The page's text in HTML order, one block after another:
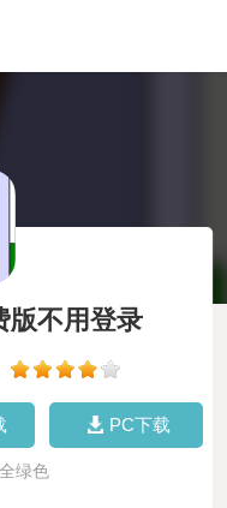
版不用登录
PC下载
绿色